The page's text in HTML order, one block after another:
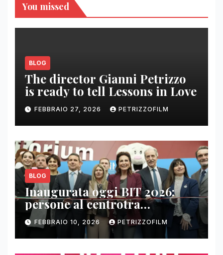
You missed
BLOG
The director Gianni Petrizzo
is ready to tell Lessons in Love
FEBBRAIO 27, 2026 PETRIZZOFILM
BLOG
Inaugurata oggi BIT 2026:
persone al centrotra
contenuti, relazioni e business
FEBBRAIO 10, 2026 PETRIZZOFILM